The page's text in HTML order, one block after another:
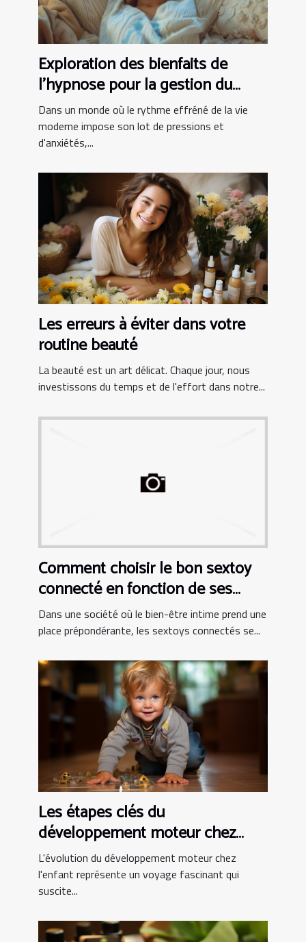
Exploration des bienfaits de
l'hypnose pour la gestion du
stress
Dans un monde où le rythme effréné de la vie
moderne impose son lot de pressions et
d'anxiétés,...
Les erreurs à éviter dans votre
routine beauté
La beauté est un art délicat. Chaque jour, nous
investissons du temps et de l'effort dans notre...
Comment choisir le bon sextoy
connecté en fonction de ses
besoins personnels
Dans une société où le bien-être intime prend une
place prépondérante, les sextoys connectés se...
Les étapes clés du
développement moteur chez
l'enfant
L'évolution du développement moteur chez
l'enfant représente un voyage fascinant qui
suscite...